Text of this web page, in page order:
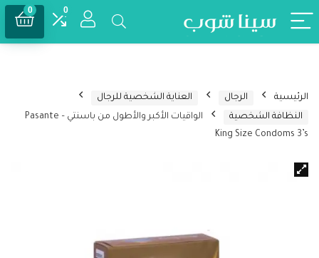
0
0
الرئيسية الرجال
العناية الشخصية للرجال
النظافة الشخصية
الواقيات الأكبر والأطول من باسنتي – Pasante
King Size Condoms 3’s